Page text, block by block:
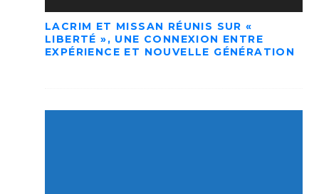
LACRIM ET MISSAN RÉUNIS SUR «
LIBERTÉ », UNE CONNEXION ENTRE
EXPÉRIENCE ET NOUVELLE GÉNÉRATION